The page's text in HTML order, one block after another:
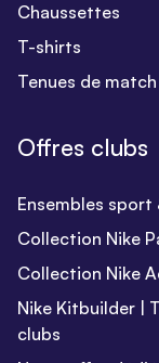
Chaussettes
T-shirts
Tenues de match
Offres clubs
Ensembles
Collection Nike
Collection Nike
Nike Kitbuilder |
clubs